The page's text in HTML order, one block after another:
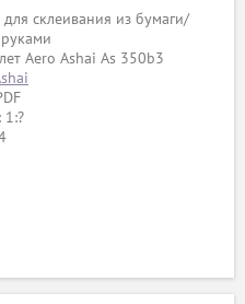
склеивания из бумаги/
Aero Ashai As 350b3
1:?